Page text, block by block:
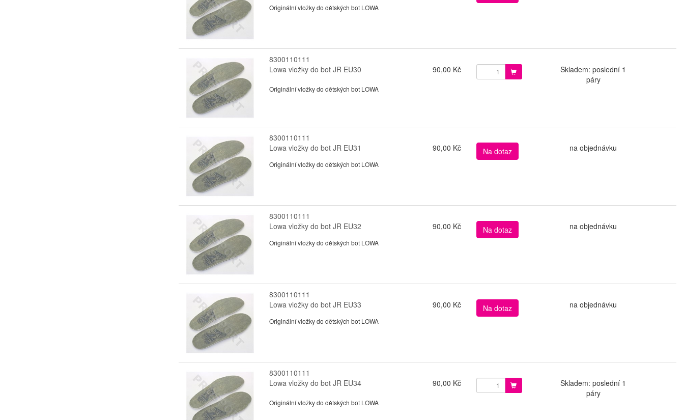
Originální vložky do dětských bot LOWA
8300110111
Lowa vložky do bot JR EU30
90,00 Kč
Skladem: poslední 1
páry
Originální vložky do dětských bot LOWA
8300110111
Lowa vložky do bot JR EU31
90,00 Kč Na dotaz na objednávku
Originální vložky do dětských bot LOWA
8300110111
Lowa vložky do bot JR EU32
90,00 Kč Na dotaz na objednávku
Originální vložky do dětských bot LOWA
8300110111
Lowa vložky do bot JR EU33
90,00 Kč Na dotaz na objednávku
Originální vložky do dětských bot LOWA
8300110111
Lowa vložky do bot JR EU34
90,00 Kč
Skladem: poslední 1
páry
Originální vložky do dětských bot LOWA